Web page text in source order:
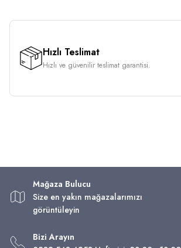
Hızlı Teslimat
Hızlı ve güvenilir teslimat garantisi.
Mağaza Bulucu
Size en yakın mağazalarımızı
görüntüleyin
Bizi Arayın